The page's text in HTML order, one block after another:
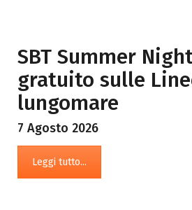
SBT Summer
gratuito sulle
lungomare
7 Agosto 2026
Leggi tutto...